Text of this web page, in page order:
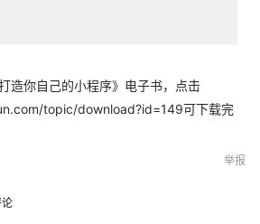
造你自己的小程序》电子书，点击
topic/download?id=149可下载完
举报